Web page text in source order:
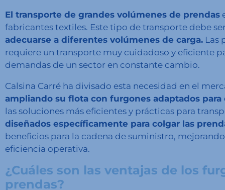
El transporte de grandes volúmenes de prendas
fabricantes textiles. Este tipo de transporte debe ser
adecuarse a diferentes volúmenes de carga. Las
requiere un transporte muy cuidadoso y eficiente
demandas de un sector en constante cambio.
Calsina Carré ha divisado esta necesidad en el
ampliando su flota con furgones adaptados
las soluciones más eficientes y prácticas para
diseñados específicamente para colgar las
beneficios para la cadena de suministro,
eficiencia operativa.
¿Cuáles son las ventajas de los
prendas?